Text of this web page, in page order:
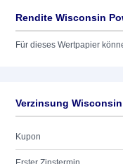
Rendite Wisconsin
Für dieses Wertpapier
Verzinsung
Kupon